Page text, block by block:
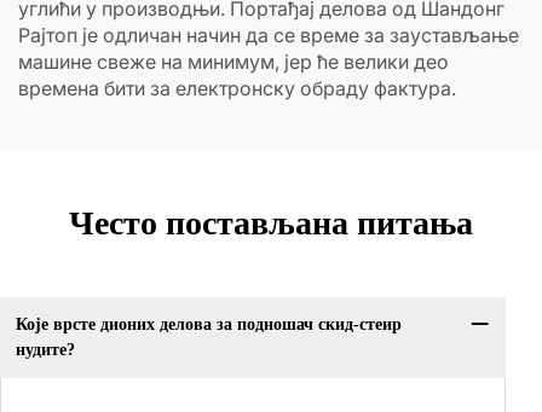
углићи у производњи. Портађај делова од Шандонг
Рајтоп је одличан начин да се време за заустављање
машине свеже на минимум, јер ће велики део
времена бити за електронску обраду фактура.
Често постављана питања
Које врсте дионих делова за подношач скид-стеир
нудите?